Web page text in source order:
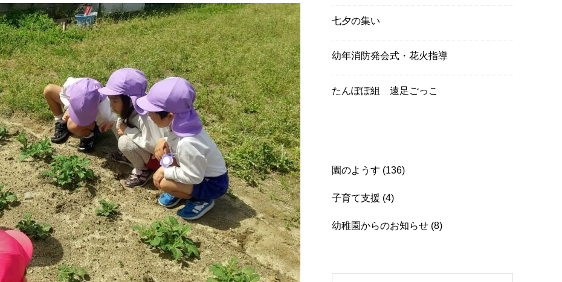
七夕の集い
幼年消防発会式・花火指導
たんぽぽ組 遠足ごっこ
園のようす (136)
子育て支援 (4)
幼稚園からのお知らせ (8)